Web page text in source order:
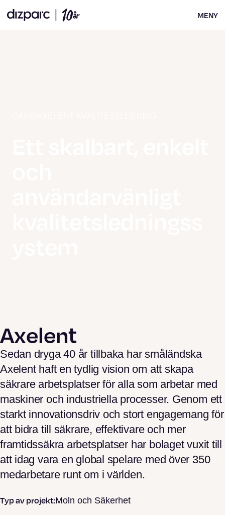
MENY
Axelent
Sedan dryga 40 år tillbaka har småländska
Axelent haft en tydlig vision om att skapa
säkrare arbetsplatser för alla som arbetar med
maskiner och industriella processer. Genom ett
starkt innovationsdriv och stort engagemang för
att bidra till säkrare, effektivare och mer
framtidssäkra arbetsplatser har bolaget vuxit till
att idag vara en global spelare med över 350
medarbetare runt om i världen.
Typ av projekt:Moln och Säkerhet